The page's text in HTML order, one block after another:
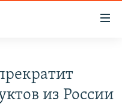
из России